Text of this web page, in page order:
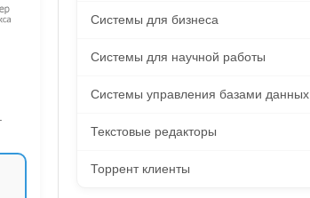
Системы для бизнеса
Системы для научной работы
Системы управления базами данных
Текстовые редакторы
Торрент клиенты